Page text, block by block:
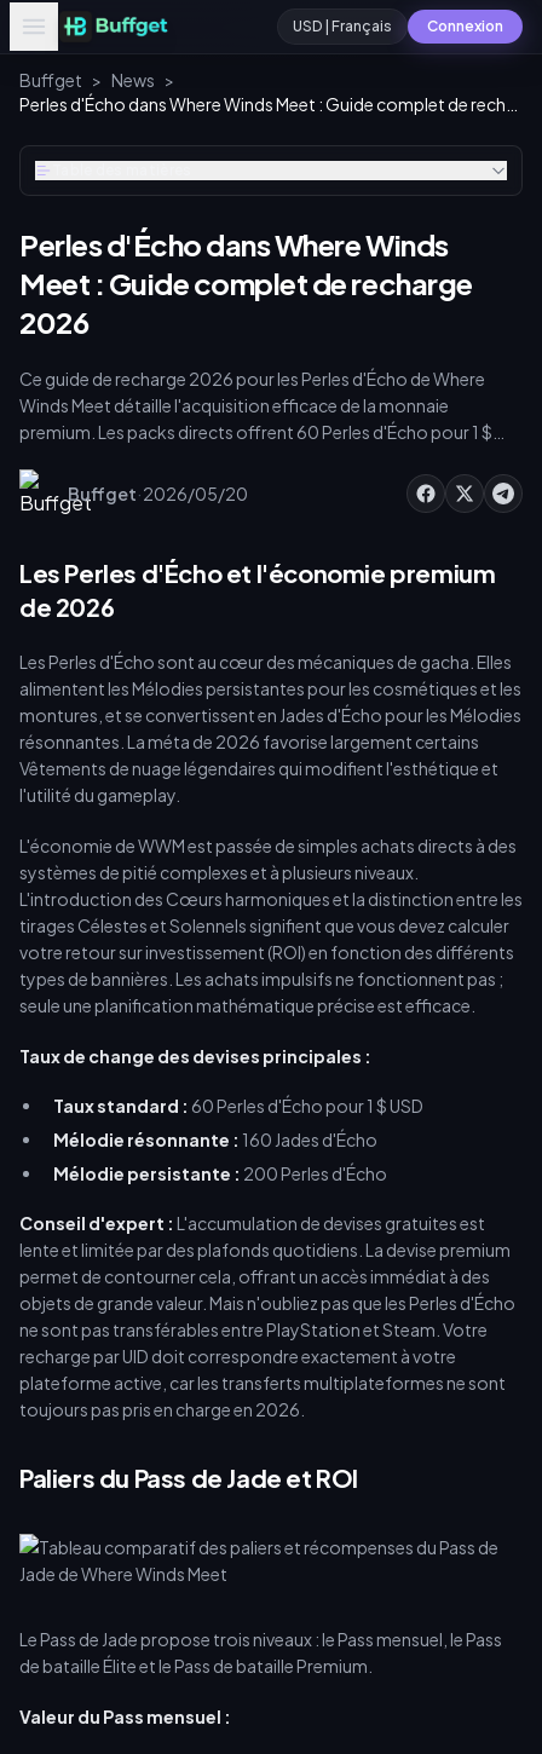
USD | Français Connexion
Buffget > News >
Perles d'Écho dans Where Winds
Meet : Guide complet de recharge
2026
Ce guide de recharge 2026 pour les Perles d'Écho de Where
Winds Meet détaille l'acquisition efficace de la monnaie
premium. Les packs directs offrent 60 Perles d'Écho pour 1 $
d'obtenir jusqu'à 100-110 % de Jades et de Perles
supplémentaires. Le système de pitié à 150 tirages garantit un
sur investissement du Pass Mensuel, utilisez des recharges par
UID sécurisées et optimisez votre guide de dépenses WWM pour
la méta 2026. Pour une [recharge de Perles d'Écho dans Where
meet) sécurisée et efficace, buffget propose des prix
compétitifs, une livraison rapide et des transactions sécurisées.
Buffget·2026/05/20
Les Perles d'Écho et l'économie premium
de 2026
Les Perles d'Écho sont au cœur des mécaniques de gacha. Elles
alimentent les Mélodies persistantes pour les cosmétiques et les
montures, et se convertissent en Jades d'Écho pour les Mélodies
résonnantes. La méta de 2026 favorise largement certains
Vêtements de nuage légendaires qui modifient l'esthétique et
l'utilité du gameplay.
L'économie de WWM est passée de simples achats directs à des
systèmes de pitié complexes et à plusieurs niveaux.
L'introduction des Cœurs harmoniques et la distinction entre les
tirages Célestes et Solennels signifient que vous devez calculer
votre retour sur investissement (ROI) en fonction des différents
types de bannières. Les achats impulsifs ne fonctionnent pas ;
seule une planification mathématique précise est efficace.
Taux de change des devises principales :
Taux standard : 60 Perles d'Écho pour 1 $ USD
Mélodie résonnante : 160 Jades d'Écho
Mélodie persistante : 200 Perles d'Écho
Conseil d'expert : L'accumulation de devises gratuites est
lente et limitée par des plafonds quotidiens. La devise premium
permet de contourner cela, offrant un accès immédiat à des
objets de grande valeur. Mais n'oubliez pas que les Perles d'Écho
ne sont pas transférables entre PlayStation et Steam. Votre
recharge par UID doit correspondre exactement à votre
plateforme active, car les transferts multiplateformes ne sont
toujours pas pris en charge en 2026.
Paliers du Pass de Jade et ROI
Le Pass de Jade propose trois niveaux : le Pass mensuel, le Pass
de bataille Élite et le Pass de bataille Premium.
Valeur du Pass mensuel :